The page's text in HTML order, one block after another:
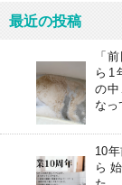
最近の投稿
「
ら1
の中
なっ
10
ら